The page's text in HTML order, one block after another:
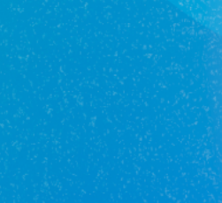
отзыв
пока
:(